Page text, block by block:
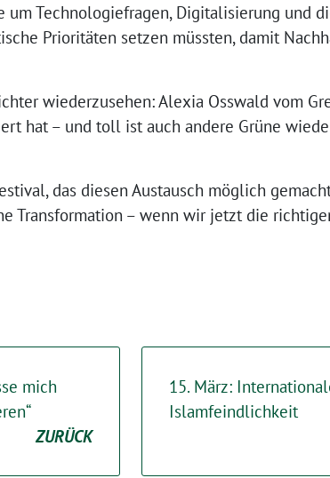
um Technologiefragen, Digitalisierung und
Prioritäten setzen müssten, damit
wiederzusehen: Alexia Osswald vom
hat – und toll ist auch andere Grüne
das diesen Austausch möglich
Transformation – wenn wir jetzt die
mich
ZURÜCK
15. März:
Islamfeindlichkeit